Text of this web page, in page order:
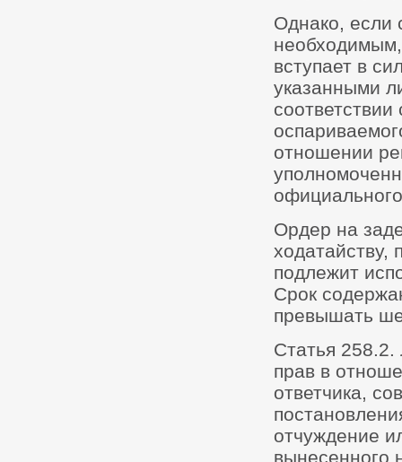
Однако, если
вступает в
указанными
отношении
Ордер на
ходатайству,
подлежит
Срок
превышать
Статья
прав в
ответчика,
отчуждение
вынесенного